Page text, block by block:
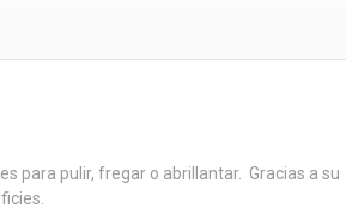
para pulir, fregar o abrillantar. Gracias a su